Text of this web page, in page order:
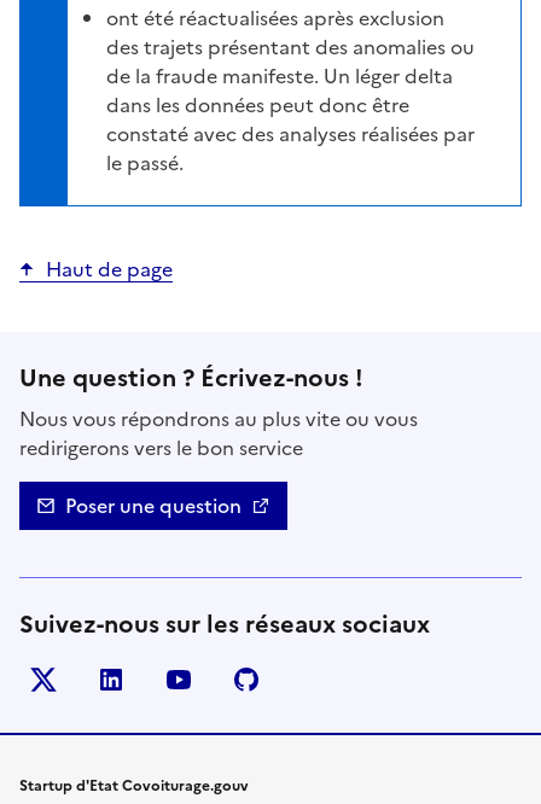
ont été réactualisées après exclusion
des trajets présentant des anomalies ou
de la fraude manifeste. Un léger delta
dans les données peut donc être
constaté avec des analyses réalisées par
le passé.
Haut de page
Une question ? Écrivez-nous !
Nous vous répondrons au plus vite ou vous
redirigerons vers le bon service
Poser une question
Suivez-nous sur les réseaux sociaux
Twitter
- nouvelle fenêtre
LinkedIn
- nouvelle fenêtre
YouTube
- nouvelle fenêtre
- nouvelle fenêtre
Startup d'Etat Covoiturage.gouv